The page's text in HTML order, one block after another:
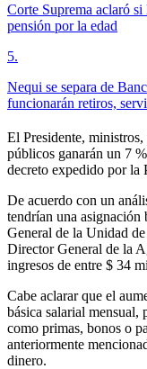
Corte Suprema aclaró si
pensión por la edad
5.
Nequi se separa de
funcionarán retiros,
El Presidente,
públicos ganarán un 7
decreto expedido por la
De acuerdo con un
tendrían una asignación
General de la Unidad
Director General de la
ingresos de entre $ 34
Cabe aclarar que el
básica salarial mensual,
como primas, bonos o
anteriormente
dinero.